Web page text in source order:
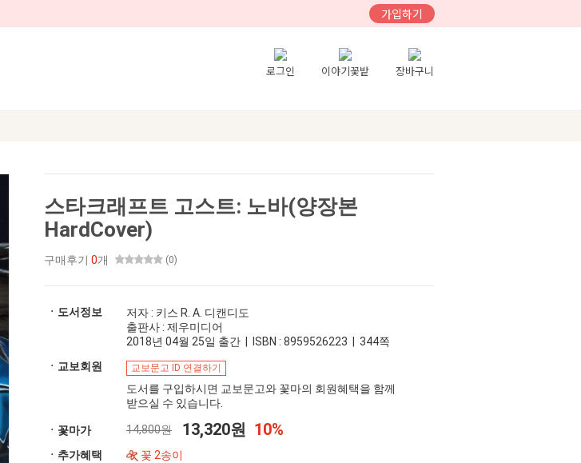
가입하기
로그인 이야기꽃밭 장바구니
스타크래프트 고스트: 노바(양장본
HardCover)
구매후기 0개 (0)
ㆍ도서정보
저자 : 키스 R. A. 디캔디도
출판사 : 제우미디어
2018년 04월 25일 출간 | ISBN : 8959526223 | 344쪽
ㆍ교보회원
교보문고 ID 연결하기
도서를 구입하시면 교보문고와 꽃마의 회원혜택을 함께
받으실 수 있습니다.
ㆍ꽃마가 14,800원 13,320원 10%
ㆍ추가혜택 꽃 2송이